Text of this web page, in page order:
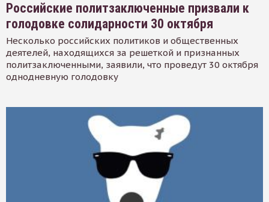
Российские политзаключенные призвали к
голодовке солидарности 30 октября
Несколько российских политиков и общественных
деятелей, находящихся за решеткой и признанных
политзаключенными, заявили, что проведут 30 октября
однодневную голодовку